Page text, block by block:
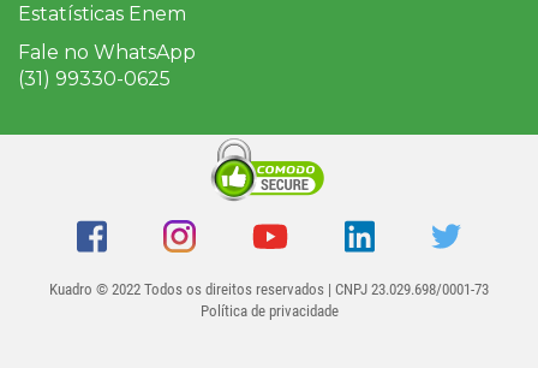
Estatísticas Enem
Fale no WhatsApp
(31) 99330-0625
Kuadro © 2022 Todos os direitos reservados | CNPJ 23.029.698/0001-73
Política de privacidade